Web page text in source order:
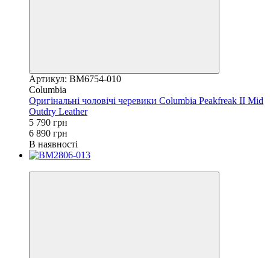
Артикул: BM6754-010
Columbia
Оригінальні чоловічі черевики Columbia Peakfreak II Mid
Outdry Leather
5 790 грн
6 890 грн
В наявності